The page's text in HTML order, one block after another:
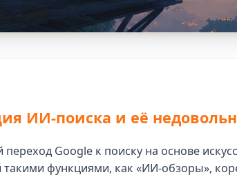
ИИ-поиска и её
Google к поиску на основе
функциями, как «ИИ-обзоры»,